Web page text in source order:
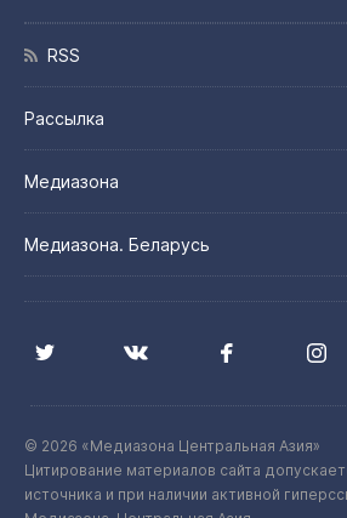
RSS
Рассылка
Медиазона
Медиазона. Беларусь
© 2026 «Медиазона Центральная Азия»
Цитирование материалов сайта
источника и при наличии активной